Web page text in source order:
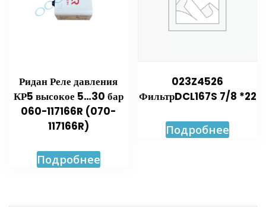
Ридан Реле давления
КР5 высокое 5…30 бар
060-117166R (070-
117166R)
Подробнее
023Z4526
ФильтрDCL167S 7/8 *22
Подробнее